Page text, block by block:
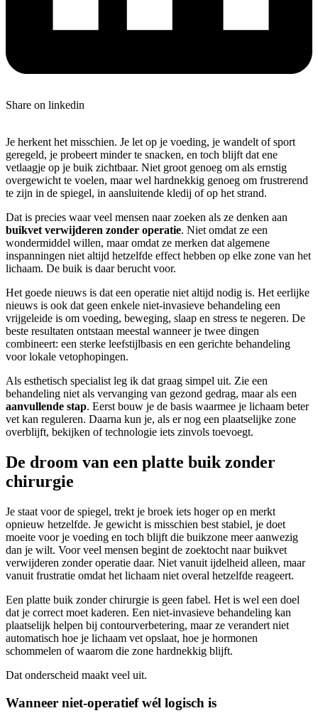
Share on linkedin
Je herkent het misschien. Je let op je voeding, je wandelt of sport
geregeld, je probeert minder te snacken, en toch blijft dat ene
vetlaagje op je buik zichtbaar. Niet groot genoeg om als ernstig
overgewicht te voelen, maar wel hardnekkig genoeg om frustrerend
te zijn in de spiegel, in aansluitende kledij of op het strand.
Dat is precies waar veel mensen naar zoeken als ze denken aan
buikvet verwijderen zonder operatie. Niet omdat ze een
wondermiddel willen, maar omdat ze merken dat algemene
inspanningen niet altijd hetzelfde effect hebben op elke zone van het
lichaam. De buik is daar berucht voor.
Het goede nieuws is dat een operatie niet altijd nodig is. Het eerlijke
nieuws is ook dat geen enkele niet-invasieve behandeling een
vrijgeleide is om voeding, beweging, slaap en stress te negeren. De
beste resultaten ontstaan meestal wanneer je twee dingen
combineert: een sterke leefstijlbasis en een gerichte behandeling
voor lokale vetophopingen.
Als esthetisch specialist leg ik dat graag simpel uit. Zie een
behandeling niet als vervanging van gezond gedrag, maar als een
aanvullende stap. Eerst bouw je de basis waarmee je lichaam beter
vet kan reguleren. Daarna kun je, als er nog een plaatselijke zone
overblijft, bekijken of technologie iets zinvols toevoegt.
De droom van een platte buik zonder
chirurgie
Je staat voor de spiegel, trekt je broek iets hoger op en merkt
opnieuw hetzelfde. Je gewicht is misschien best stabiel, je doet
moeite voor je voeding en toch blijft die buikzone meer aanwezig
dan je wilt. Voor veel mensen begint de zoektocht naar buikvet
verwijderen zonder operatie daar. Niet vanuit ijdelheid alleen, maar
vanuit frustratie omdat het lichaam niet overal hetzelfde reageert.
Een platte buik zonder chirurgie is geen fabel. Het is wel een doel
dat je correct moet kaderen. Een niet-invasieve behandeling kan
plaatselijk helpen bij contourverbetering, maar ze verandert niet
automatisch hoe je lichaam vet opslaat, hoe je hormonen
schommelen of waarom die zone hardnekkig blijft.
Dat onderscheid maakt veel uit.
Wanneer niet-operatief wél logisch is